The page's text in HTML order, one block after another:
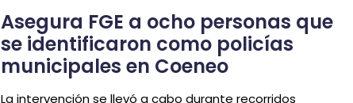
Asegura FGE a ocho personas que
se identificaron como policías
municipales en Coeneo
La intervención se llevó a cabo durante recorridos